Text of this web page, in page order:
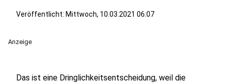
Veröffentlicht: Mittwoch, 10.03.2021 06:07
Anzeige
Das ist eine Dringlichkeitsentscheidung, weil die